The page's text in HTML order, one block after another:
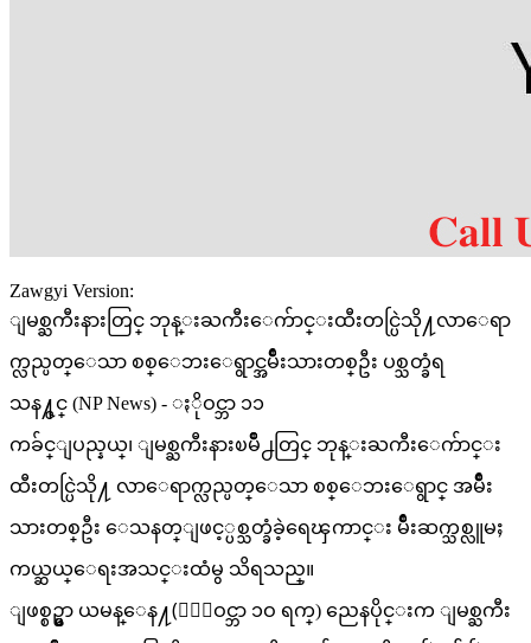
Zawgyi Version:
ျမစ္ႀကီးနားတြင္ ဘုန္းႀကီးေက်ာင္းထီးတင္ပြဲသို႔လာေရာ
က္လည္ပတ္ေသာ စစ္ေဘးေရွာင္အမ်ိဳးသားတစ္ဦး ပစ္သတ္ခံရ
သန႔္ဇင္ (NP News) - ႏိုဝင္ဘာ ၁၁
ကခ်င္ျပည္နယ္၊ ျမစ္ႀကီးနားၿမိဳ႕တြင္ ဘုန္းႀကီးေက်ာင္း
ထီးတင္ပြဲသို႔ လာေရာက္လည္ပတ္ေသာ စစ္ေဘးေရွာင္ အမ်ိဳး
သားတစ္ဦး ေသနတ္ျဖင့္ပစ္သတ္ခံခဲ့ရေၾကာင္း မ်ိဳးဆက္သစ္လူမႈ
ကယ္ဆယ္ေရးအသင္းထံမွ သိရသည္။
ျဖစ္စဥ္မွာ ယမန္ေန႔(ႏိုဝင္ဘာ ၁ဝ ရက္) ညေနပိုင္းက ျမစ္ႀကီး